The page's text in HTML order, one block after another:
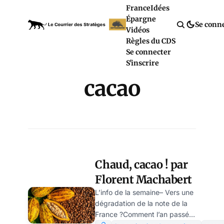
FranceIdées
Épargne
Vidéos
Règles du CDS
Se connecter
S'inscrire
Se
cacao
Chaud, cacao ! par
Florent Machabert
L’info de la semaine– Vers une
dégradation de la note de la
France ?Comment l’an passé à